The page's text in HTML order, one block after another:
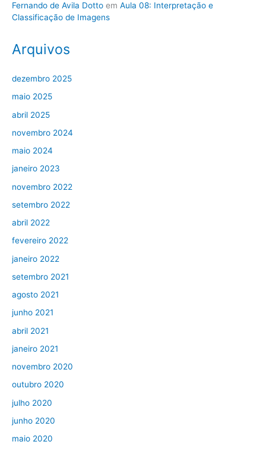
Fernando de Avila Dotto em Aula 08: Interpretação e
Classificação de Imagens
Arquivos
dezembro 2025
maio 2025
abril 2025
novembro 2024
maio 2024
janeiro 2023
novembro 2022
setembro 2022
abril 2022
fevereiro 2022
janeiro 2022
setembro 2021
agosto 2021
junho 2021
abril 2021
janeiro 2021
novembro 2020
outubro 2020
julho 2020
junho 2020
maio 2020